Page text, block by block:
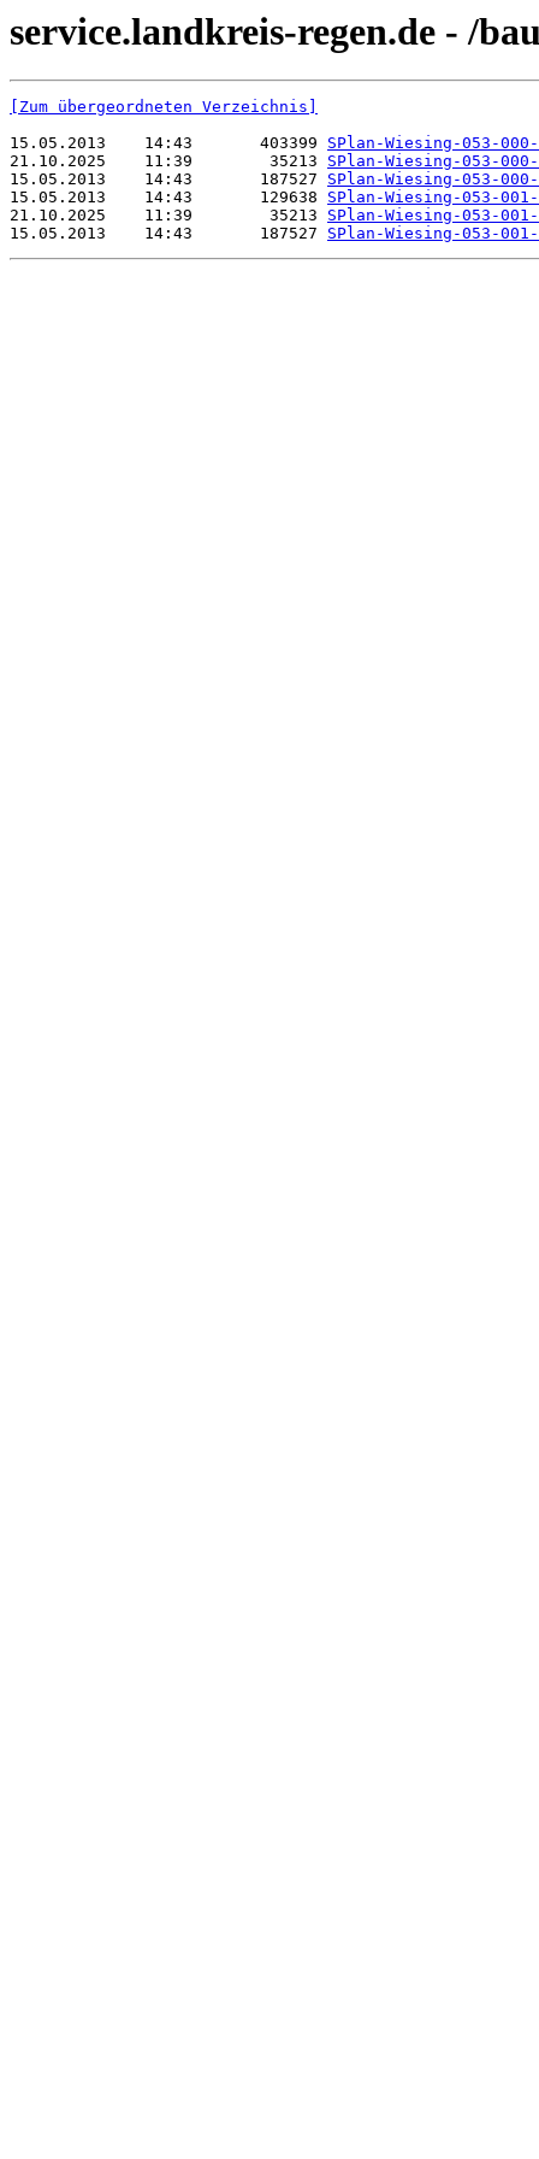
service.landkreis-regen.de - /
[Zum übergeordneten Verzeichnis]
15.05.2013    14:43       403399 SPlan-Wiesing-053-
21.10.2025    11:39        35213 SPlan-Wiesing-053-
15.05.2013    14:43       187527 SPlan-Wiesing-053-
15.05.2013    14:43       129638 SPlan-Wiesing-053-
21.10.2025    11:39        35213 SPlan-Wiesing-053-
15.05.2013    14:43       187527 SPlan-Wiesing-053-